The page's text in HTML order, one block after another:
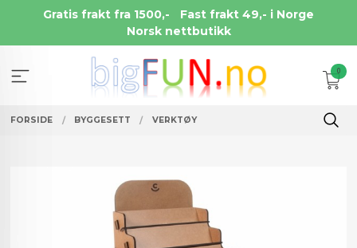
Gratis frakt fra 1500,-
Fast frakt 49,- i Norge
Norsk nettbutikk
0
FORSIDE BYGGESETT VERKTØY